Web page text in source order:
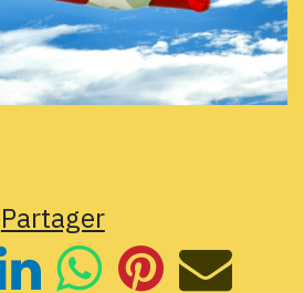
Partager